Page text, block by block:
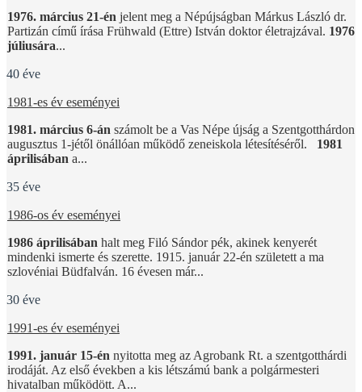
1976. március 21-én jelent meg a Népújságban Márkus László dr.
Partizán című írása Frühwald (Ettre) István doktor életrajzával. 1976
júliusára...
40 éve
1981-es év eseményei
1981. március 6-án számolt be a Vas Népe újság a Szentgotthárdon
augusztus 1-jétől önállóan működő zeneiskola létesítéséről. 1981
áprilisában a...
35 éve
1986-os év eseményei
1986 áprilisában halt meg Filó Sándor pék, akinek kenyerét
mindenki ismerte és szerette. 1915. január 22-én született a ma
szlovéniai Büdfalván. 16 évesen már...
30 éve
1991-es év eseményei
1991. január 15-én nyitotta meg az Agrobank Rt. a szentgotthárdi
irodáját. Az első években a kis létszámú bank a polgármesteri
hivatalban működött. A...